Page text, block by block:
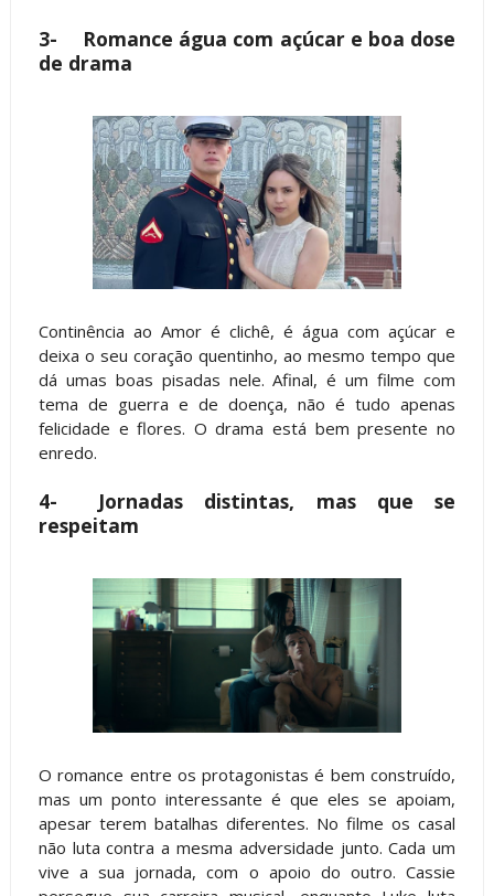
3-
Romance água com açúcar e boa dose
de drama
Continência ao Amor é clichê, é água com açúcar e
deixa o seu coração quentinho, ao mesmo tempo que
dá umas boas pisadas nele. Afinal, é um filme com
tema de guerra e de doença, não é tudo apenas
felicidade e flores. O drama está bem presente no
enredo.
4-
Jornadas distintas, mas que se
respeitam
O romance entre os protagonistas é bem construído,
mas um ponto interessante é que eles se apoiam,
apesar terem batalhas diferentes. No filme os casal
não luta contra a mesma adversidade junto. Cada um
vive a sua jornada, com o apoio do outro. Cassie